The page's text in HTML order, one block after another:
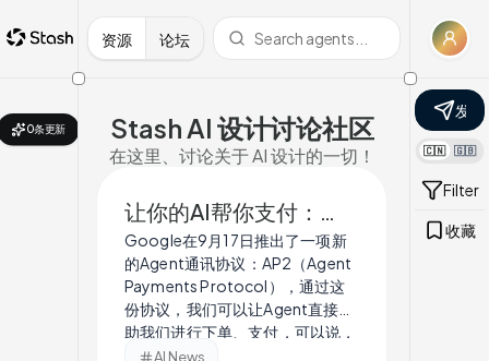
资源 论坛
0条更新 Stash AI 设计讨论社区
在这里、讨论关于 AI 设计的一切！
让你的AI帮你支付：
Google推出AP2协议
Google在9月17日推出了一项新
的Agent通讯协议：AP2（Agent
Payments Protocol），通过这
份协议，我们可以让Agent直接帮
助我们进行下单、支付，可以说，
是继M...
AI News
🇨🇳 🇬🇧
Filter
收藏